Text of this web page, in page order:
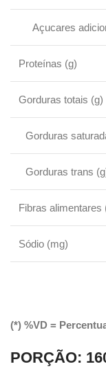
Açucares
Proteínas (g)
Gorduras totais (g)
Gorduras
Gorduras trans
Fibras alimentares
Sódio (mg)
(*) %VD =
PORÇÃO: